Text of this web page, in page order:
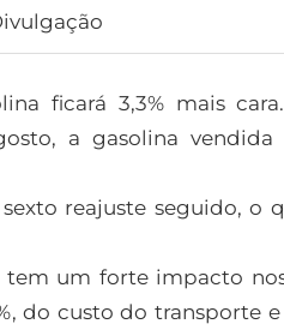
ficará 3,3% mais
a gasolina vendida
reajuste seguido, o
um forte impacto
do custo do transporte